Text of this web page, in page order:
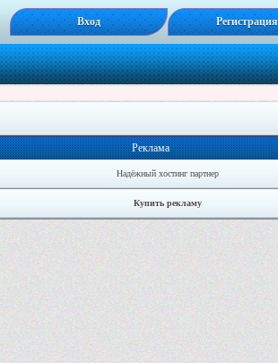
Вход Регистрация
Реклама
Надёжный хостинг партнер
Купить рекламу